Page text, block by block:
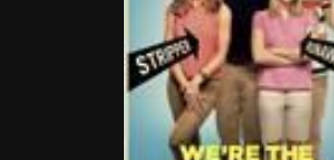
Мероприятия